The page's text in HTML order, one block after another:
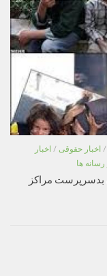
/ اخبار حقوقی / اخبار
ها
۲۷ درصد کودکان بدسرپرست مراکز